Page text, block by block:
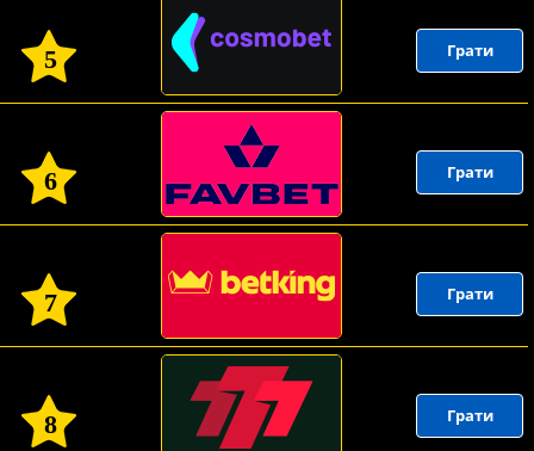
5 Грати
6 Грати
7 Грати
8 Грати